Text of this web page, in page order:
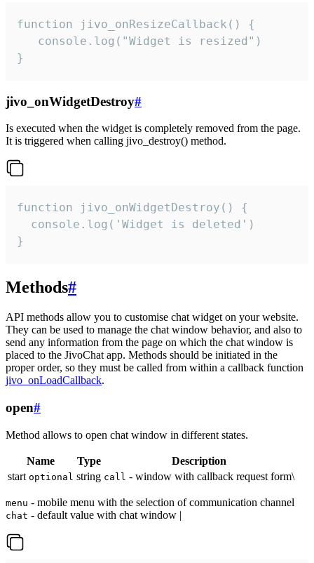
function jivo_onResizeCallback() {
   console.log("Widget is resized")
}
jivo_onWidgetDestroy#
Is executed when the widget is completely removed from the page.
It is triggered when calling jivo_destroy() method.
function jivo_onWidgetDestroy() {
  console.log('Widget is deleted')
}
Methods#
API methods allow you to customise chat widget on your website.
They can be used to manage the chat window behavior, and also to
send any information from the page on which the chat window is
placed to the JivoChat app. Methods should be initiated in the
proper order, so they must be called from within a callback function
jivo_onLoadCallback.
open#
Method allows to open chat window in different states.
Name Type
Description
start optional string call - window with callback request form\
menu - mobile menu with the selection of communication channel
chat - default value with chat window |